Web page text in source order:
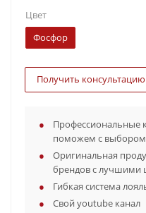
Цвет
Фосфор
Получить консультацию
Профессиональные
поможем с выбором
Оригинальная
брендов с лучшими
Гибкая система
Свой youtube канал